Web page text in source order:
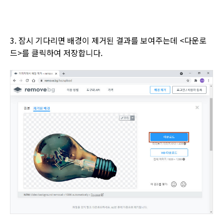
3. 잠시 기다리면 배경이 제거된 결과를 보여주는데 <다운로
드>를 클릭하여 저장합니다.